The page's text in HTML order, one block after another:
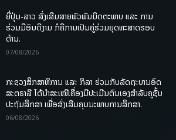
ຍີ່ປຸ່ນ-ລາວ ສົ່ງເສີມສາຍພົວພັນມິດຕະພາບ ແລະ ການ
ຮ່ວມມືອັນດີງາມ ກໍຄືການເປັນຄູ່ຮ່ວມຍຸດທະສາດຮອບ
ດ້ານ.
07/08/2026
ກະຊວງສຶກສາທິການ ແລະ ກິລາ ຮ່ວມກັບລັດຖະບານອົດ
ສະຕຣາລີ ໄດ້ນຳສະເໜີເຄື່ອງມືປະເມີນຕົນເອງສຳລັບຄູຊັ້ນ
ປະຖົມສຶກສາ ເພື່ອສົ່ງເສີມຄຸນນະພາບການສຶກສາ.
06/08/2026